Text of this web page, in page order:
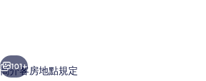
-個 下一個
101+
簡介客房地點規定